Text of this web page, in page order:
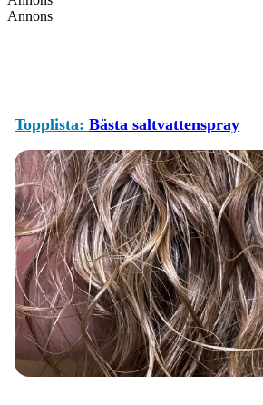
Annons
Topplista: Bästa saltvattenspray